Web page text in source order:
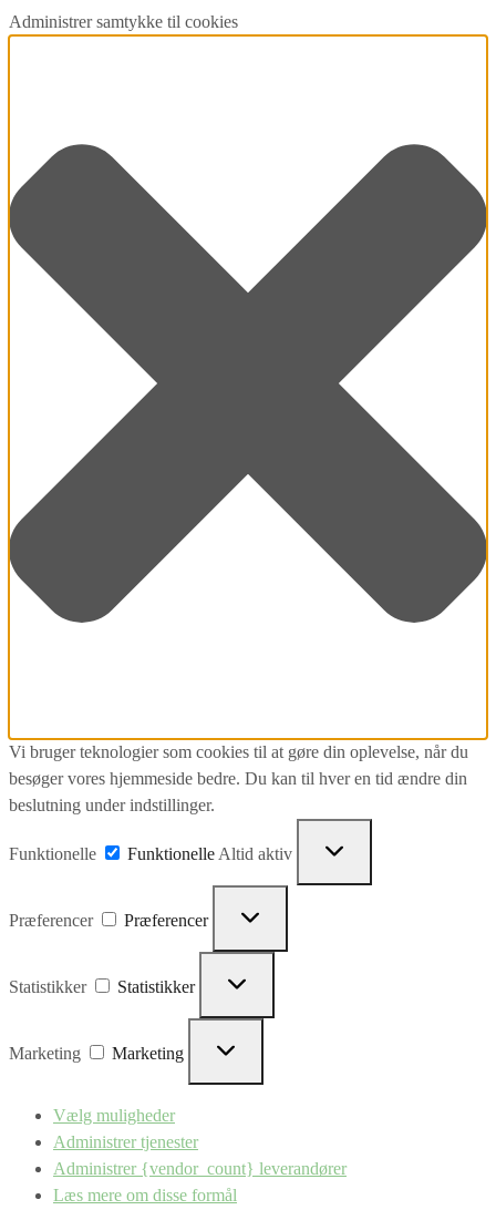
Administrer samtykke til cookies
Vi bruger teknologier som cookies til at gøre din oplevelse, når du
besøger vores hjemmeside bedre. Du kan til hver en tid ændre din
beslutning under indstillinger.
Funktionelle Funktionelle Altid aktiv
Præferencer Præferencer
Statistikker Statistikker
Marketing Marketing
Vælg muligheder
Administrer tjenester
Administrer {vendor_count} leverandører
Læs mere om disse formål